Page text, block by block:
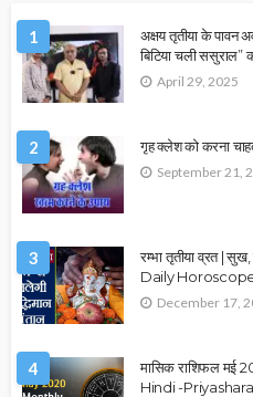
1
अक्षय तृतीया के पावन
बिटिया चली ससुराल”
April 29, 2025
2 गृह क्लेश को करना
September 21,
3
रम्भा तृतीया व्रत |
Daily
December 17,
4
मासिक राशिफल
Hindi -